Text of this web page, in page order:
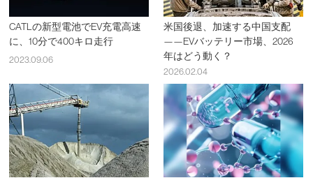
CATLの新型電池でEV充電高速
に、10分で400キロ走行
2023.09.06
米国後退、加速する中国支配
——EVバッテリー市場、2026
年はどう動く？
2026.02.04